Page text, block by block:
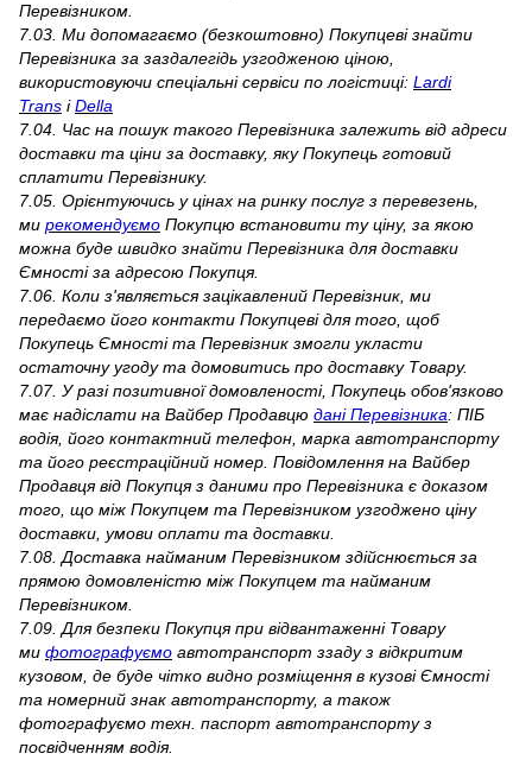
Перевізником.
7.03. Ми допомагаємо (безкоштовно) Покупцеві знайти
Перевізника за заздалегідь узгодженою ціною,
використовуючи спеціальні сервіси по логістиці: Lardi
Trans іDella
7.04. Час на пошук такого Перевізника залежить від адреси
доставки та ціни за доставку, яку Покупець готовий
сплатити Перевізнику.
7.05. Орієнтуючись у цінах на ринку послуг з перевезень,
ми рекомендуємо Покупцю встановити ту ціну, за якою
можна буде швидко знайти Перевізника для доставки
Ємності за адресою Покупця.
7.06. Коли з'являється зацікавлений Перевізник, ми
передаємо його контакти Покупцеві для того, щоб
Покупець Ємності та Перевізник змогли укласти
остаточну угоду та домовитись про доставку Товару.
7.07. У разі позитивної домовленості, Покупець обов'язково
має надіслати на Вайбер Продавцю дані Перевізника: ПІБ
водія, його контактний телефон, марка автотранспорту
та його реєстраційний номер. Повідомлення на Вайбер
Продавця від Покупця з даними про Перевізника є доказом
того, що між Покупцем та Перевізником узгоджено ціну
доставки, умови оплати та доставки.
7.08. Доставка найманим Перевізником здійснюється за
прямою домовленістю між Покупцем та найманим
Перевізником.
7.09. Для безпеки Покупця при відвантаженні Товару
ми фотографуємо автотранспорт ззаду з відкритим
кузовом, де буде чітко видно розміщення в кузові Ємності
та номерний знак автотранспорту, а також
фотографуємо техн. паспорт автотранспорту з
посвідченням водія.